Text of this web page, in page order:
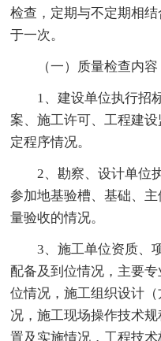
检查，定期与不定期相
于一次。
（一）质量检查内容
1、建设单位执行招
案、施工许可、工程建
定程序情况。
2、勘察、设计单位
参加地基验槽、基础、
量验收的情况。
3、施工单位资质、
配备及到位情况，主要
位情况，施工组织设计
况，施工现场操作技术
置及实施情况，工程技